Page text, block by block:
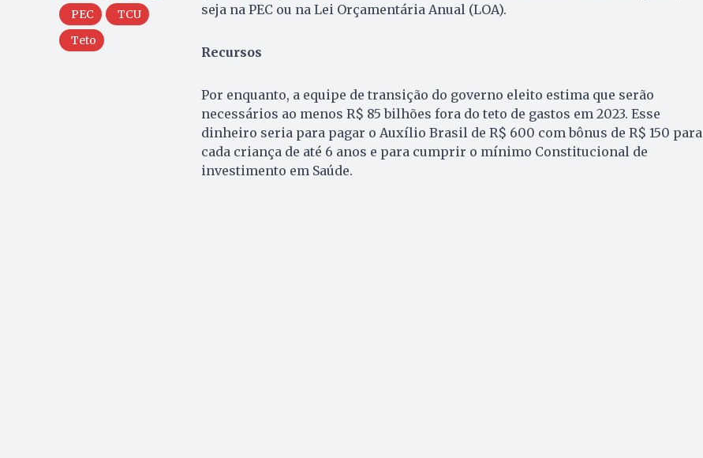
PEC
TCU
Teto
seja na PEC ou na Lei Orçamentária Anual (LOA).
Recursos
Por enquanto, a equipe de transição do governo eleito estima que serão
necessários ao menos R$ 85 bilhões fora do teto de gastos em 2023. Esse
dinheiro seria para pagar o Auxílio Brasil de R$ 600 com bônus de R$ 150 para
cada criança de até 6 anos e para cumprir o mínimo Constitucional de
investimento em Saúde.